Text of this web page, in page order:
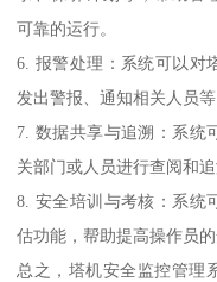
可靠的运行。
6. 报警处理：系统可以对
发出警报、通知相关人员
7. 数据共享与追溯：系统
关部门或人员进行查阅和
8. 安全培训与考核：系统
估功能，帮助提高操作员
总之，塔机安全监控管理